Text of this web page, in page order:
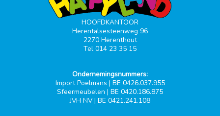
HOOFDKANTOOR
Herentalsesteenweg 96
2270 Herenthout
Tel 014 23 35 15
Ondernemingsnummers:
Import Poelmans | BE 0426.037.955
Sfeermeubelen | BE 0420.186.875
JVH NV | BE 0421.241.108